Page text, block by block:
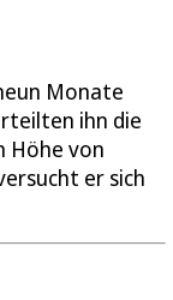
Monate
ihn die
Höhe von
er sich